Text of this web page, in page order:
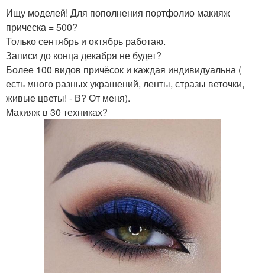
Ищу моделей! Для пополнения портфолио макияж
прическа = 500?
Только сентябрь и октябрь работаю.
Записи до конца декабря не будет?
Более 100 видов причёсок и каждая индивидуальна (
есть много разных украшений, ленты, стразы веточки,
живые цветы! - В? От меня).
Макияж в 30 техниках?